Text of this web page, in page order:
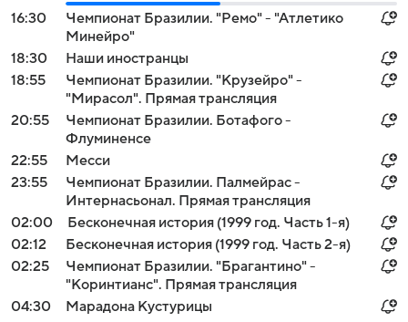
16:30
Чемпионат Бразилии. "Ремо" - "Атлетико
Минейро"
18:30
Наши иностранцы
18:55
Чемпионат Бразилии. "Крузейро" -
"Мирасол". Прямая трансляция
20:55
Чемпионат Бразилии. Ботафого -
Флуминенсе
22:55
Месси
23:55
Чемпионат Бразилии. Палмейрас -
Интернасьонал. Прямая трансляция
02:00
Бесконечная история (1999 год. Часть 1-я)
02:12
Бесконечная история (1999 год. Часть 2-я)
02:25
Чемпионат Бразилии. "Брагантино" -
"Коринтианс". Прямая трансляция
04:30
Марадона Кустурицы